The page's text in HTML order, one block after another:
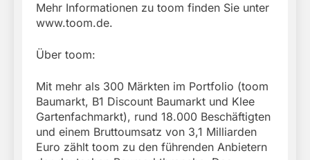
Mehr Informationen zu toom finden Sie unter
www.toom.de.
Über toom:
Mit mehr als 300 Märkten im Portfolio (toom
Baumarkt, B1 Discount Baumarkt und Klee
Gartenfachmarkt), rund 18.000 Beschäftigten
und einem Bruttoumsatz von 3,1 Milliarden
Euro zählt toom zu den führenden Anbietern